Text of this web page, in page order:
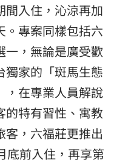
間入住，沁涼再加
。專案同樣包括六
一，無論是廣受歡
獨家的「斑馬生態
，在專業人員解說
的特有習性、寓教
客，六福莊更推出
底前入住，再享第